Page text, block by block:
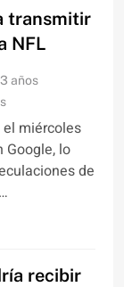
transmitir
NFL
años
miércoles
Google, lo
de
recibir